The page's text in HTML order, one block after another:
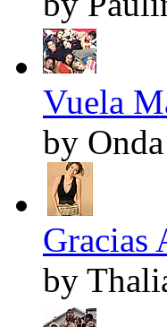
Vuela
by
Gracias
by